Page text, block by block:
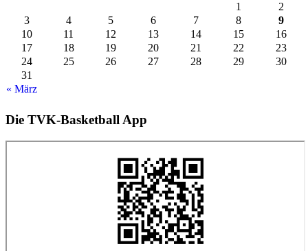
« März
1
2
3
4 5 6 7 8
9
10
11 12 13 14 15
16
17
18 19 20 21 22
23
24
25 26 27 28 29
30
31
Die TVK-Basketball App